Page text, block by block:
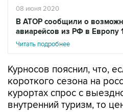
08 июня 2020
В АТОР сообщили о
авиарейсов из РФ в Европу
Читать подробнее
Курносов пояснил, что,
короткого сезона на
курортах спрос с
внутренний туризм, то